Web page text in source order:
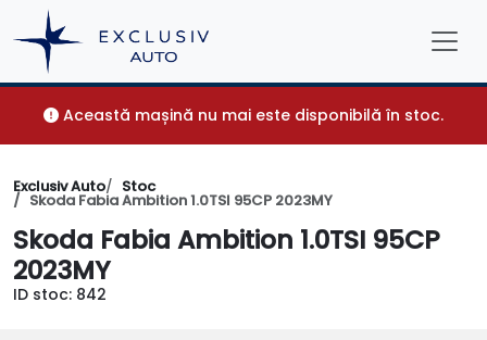
Această mașină nu mai este disponibilă în stoc.
Exclusiv Auto Stoc
Skoda Fabia Ambition 1.0TSI 95CP 2023MY
Skoda Fabia Ambition 1.0TSI 95CP
2023MY
ID stoc: 842